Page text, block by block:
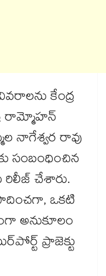
కేంద్ర
రామ్మోహన్​
నాగేశ్వర రావు
సంబంధించిన
చేశారు.
ఒకటి
అనుకూలం
ప్రాజెక్టు